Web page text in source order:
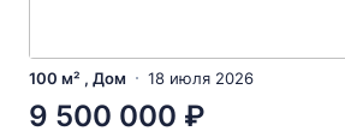
100 м² , Дом 18 июля 2026
9 500 000 ₽